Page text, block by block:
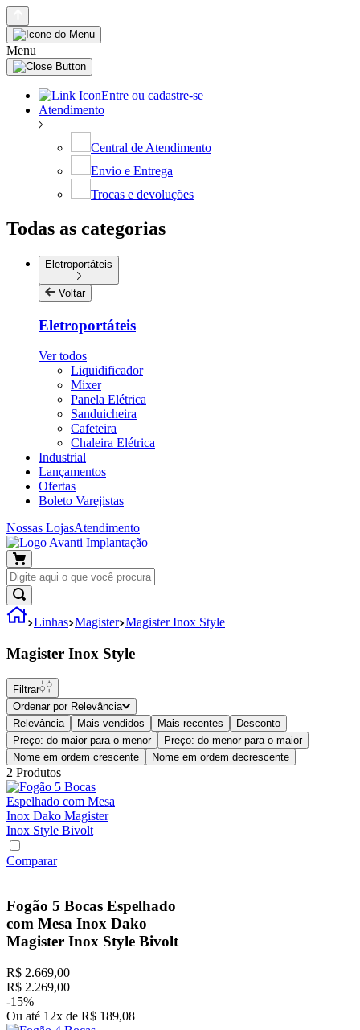
Menu
Entre ou cadastre-se
Atendimento
Central de Atendimento
Envio e Entrega
Trocas e devoluções
Todas as categorias
Eletroportáteis
Voltar
Eletroportáteis
Ver todos
Liquidificador
Mixer
Panela Elétrica
Sanduicheira
Cafeteira
Chaleira Elétrica
Industrial
Lançamentos
Ofertas
Boleto Varejistas
Nossas LojasAtendimento
Linhas Magister Magister Inox Style
Magister Inox Style
Filtrar
Ordenar por Relevância
Relevância
Mais vendidos Mais recentes
Desconto
Preço: do maior para o menor
Preço: do menor para o maior
Nome em ordem crescente
Nome em ordem decrescente
2 Produtos
Comparar
Fogão 5 Bocas Espelhado
com Mesa Inox Dako
Magister Inox Style Bivolt
R$ 2.669,00
R$ 2.269,00
-15%
Ou até 12x de R$ 189,08